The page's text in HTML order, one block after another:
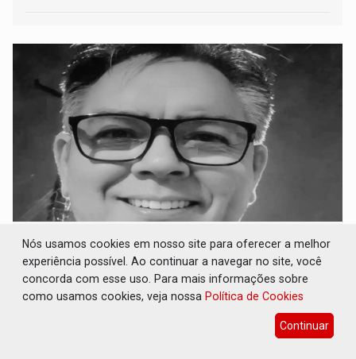
2026 sendo marcado por um período de seca
com chuvas - por Roberto Gutierrez
16 de Julho de 2026 às 14:37
Nós usamos cookies em nosso site para oferecer a melhor
experiência possível. Ao continuar a navegar no site, você
concorda com esse uso. Para mais informações sobre
como usamos cookies, veja nossa Política de Cookies
Continuar